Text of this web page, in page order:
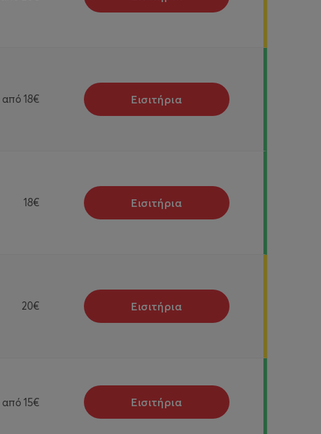
από 18€ Εισιτήρια
18€ Εισιτήρια
20€ Εισιτήρια
από 15€ Εισιτήρια